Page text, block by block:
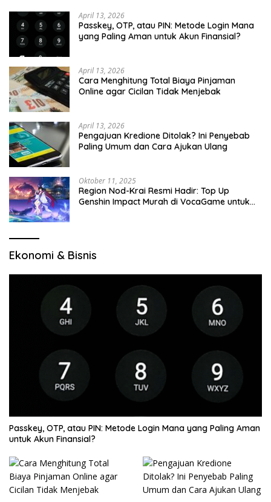
April 13, 2026
Passkey, OTP, atau PIN: Metode Login Mana
yang Paling Aman untuk Akun Finansial?
April 13, 2026
Cara Menghitung Total Biaya Pinjaman
Online agar Cicilan Tidak Menjebak
April 13, 2026
Pengajuan Kredione Ditolak? Ini Penyebab
Paling Umum dan Cara Ajukan Ulang
Oktober 11, 2025
Region Nod-Krai Resmi Hadir: Top Up
Genshin Impact Murah di VocaGame untuk
Ekonomi & Bisnis
Passkey, OTP, atau PIN: Metode Login Mana yang Paling Aman
untuk Akun Finansial?